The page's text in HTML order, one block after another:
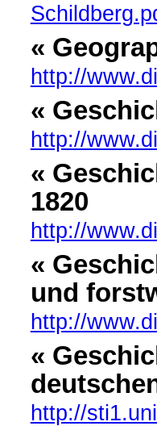
«
http://
«
http://
«
1820
http://
«
und
http://
«
http://